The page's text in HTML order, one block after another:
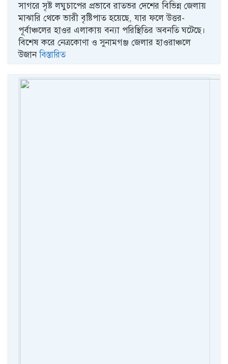
সাগরে সৃষ্ট লঘুচাপের প্রভাবে রাতভর দেশের বিভিন্ন জেলায়
মাঝারি থেকে ভারী বৃষ্টিপাত হয়েছে, যার ফলে উত্তর-
পূর্বাঞ্চলের হাওর এলাকায় বন্যা পরিস্থিতির অবনতি ঘটেছে।
বিশেষ করে নেত্রকোণা ও সুনামগঞ্জ জেলার হাওরাঞ্চলে
উজানবিস্তারিত